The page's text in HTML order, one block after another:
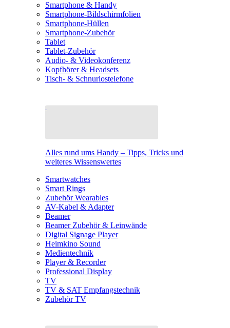
Smartphone & Handy
Smartphone-Bildschirmfolien
Smartphone-Hüllen
Smartphone-Zubehör
Tablet
Tablet-Zubehör
Audio- & Videokonferenz
Kopfhörer & Headsets
Tisch- & Schnurlostelefone
Alles rund ums Handy – Tipps, Tricks und
weiteres Wissenswertes
Smartwatches
Smart Rings
Zubehör Wearables
AV-Kabel & Adapter
Beamer
Beamer Zubehör & Leinwände
Digital Signage Player
Heimkino Sound
Medientechnik
Player & Recorder
Professional Display
TV
TV & SAT Empfangstechnik
Zubehör TV